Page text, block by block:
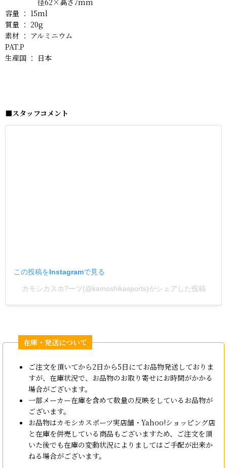
径62×高さ7mm
容量 ： 15ml
質量 ： 20g
素材 ： アルミニウム
PAT.P
生産国 ： 日本
■スタッフコメント
この投稿をInstagramで見る
カモシカスホ?ーツ(@kamoshikasports)がシェアした投稿
ご注文を頂いてから2日から5日にてお品物発送しておりま
すが、在庫状況で、お品物のお取り寄せにお時間がかかる
場合がございます。
一部メーカー在庫を含めて数量の反映をしているお品物が
ございます。
お品物はカモシカスポーツ実店舗・Yahoo!ショッピング店
と在庫を併売している商品もございますため、ご注文を頂
いた後でも在庫の変動状況によりましてはご手配が出来か
ねる場合がございます。